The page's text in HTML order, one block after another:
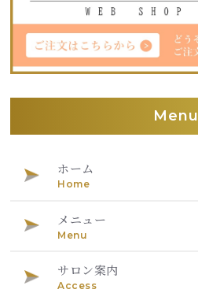
Menu
ホーム
Home
メニュー
Menu
サロン案内
Access